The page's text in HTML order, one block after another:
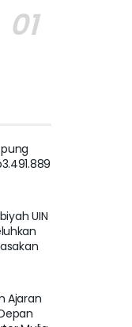
UIN
Ajaran